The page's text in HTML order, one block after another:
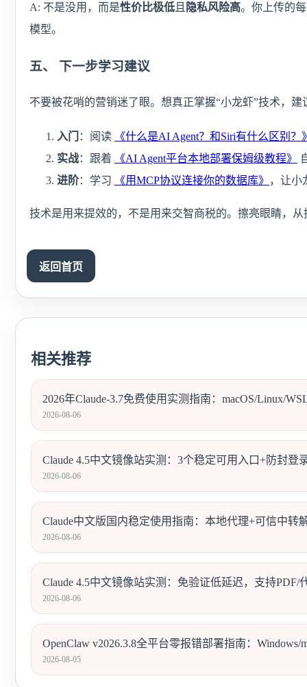
A: 不是没用，而是性价比极低 且 隐私风险高。你上传的
模型。
五、 下一步学习建议
不要被花哨的营销迷了眼。想真正掌握“小龙虾”技术，建
入门 ：阅读
《什么是AI Agent？和Siri有什么区别？
实战：跟着 《AI Agent平台本地部署保姆级教程》
进阶：学习 《用MCP协议连接你的数据库》 ，让小
技术是用来提效的，不是用来交智商税的。擦亮眼睛，
返回首页
相关推荐
2026年Claude-3.7免费使用实测指南：macOS/Linux/
2026-08-06
Claude 4.5中文镜像站实测：3个稳定可用入口+防封登
2026-08-06
Claude中文版国内稳定使用指南：本地代理+可信中转
2026-08-06
Claude 4.5中文镜像站实测：免验证低延迟，支持PDF/
2026-08-06
OpenClaw v2026.3.8全平台零报错部署指南：Windows/
2026-08-05